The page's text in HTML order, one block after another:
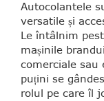
Autocolantele
versatile și
Le întâlnim
mașinile
comerciale sau
puțini se
rolul pe care îl